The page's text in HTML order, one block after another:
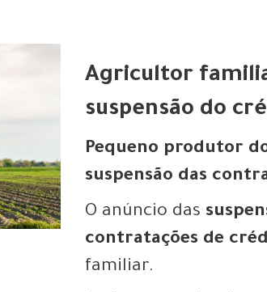
Agricultor
suspensão do
Pequeno produtor
suspensão das
O anúncio das
contratações de
familiar.